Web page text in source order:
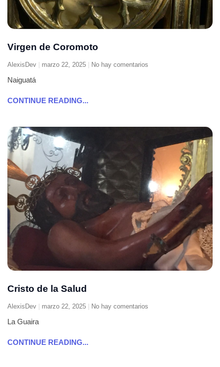
Virgen de Coromoto
AlexisDev marzo 22, 2025 No hay comentarios
Naiguatá
CONTINUE READING...
Cristo de la Salud
AlexisDev marzo 22, 2025 No hay comentarios
La Guaira
CONTINUE READING...